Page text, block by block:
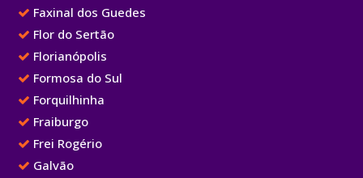
Faxinal dos Guedes
Flor do Sertão
Florianópolis
Formosa do Sul
Forquilhinha
Fraiburgo
Frei Rogério
Galvão